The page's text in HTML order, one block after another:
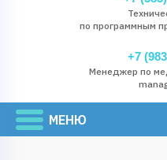
по программным
+7
Менеджер по